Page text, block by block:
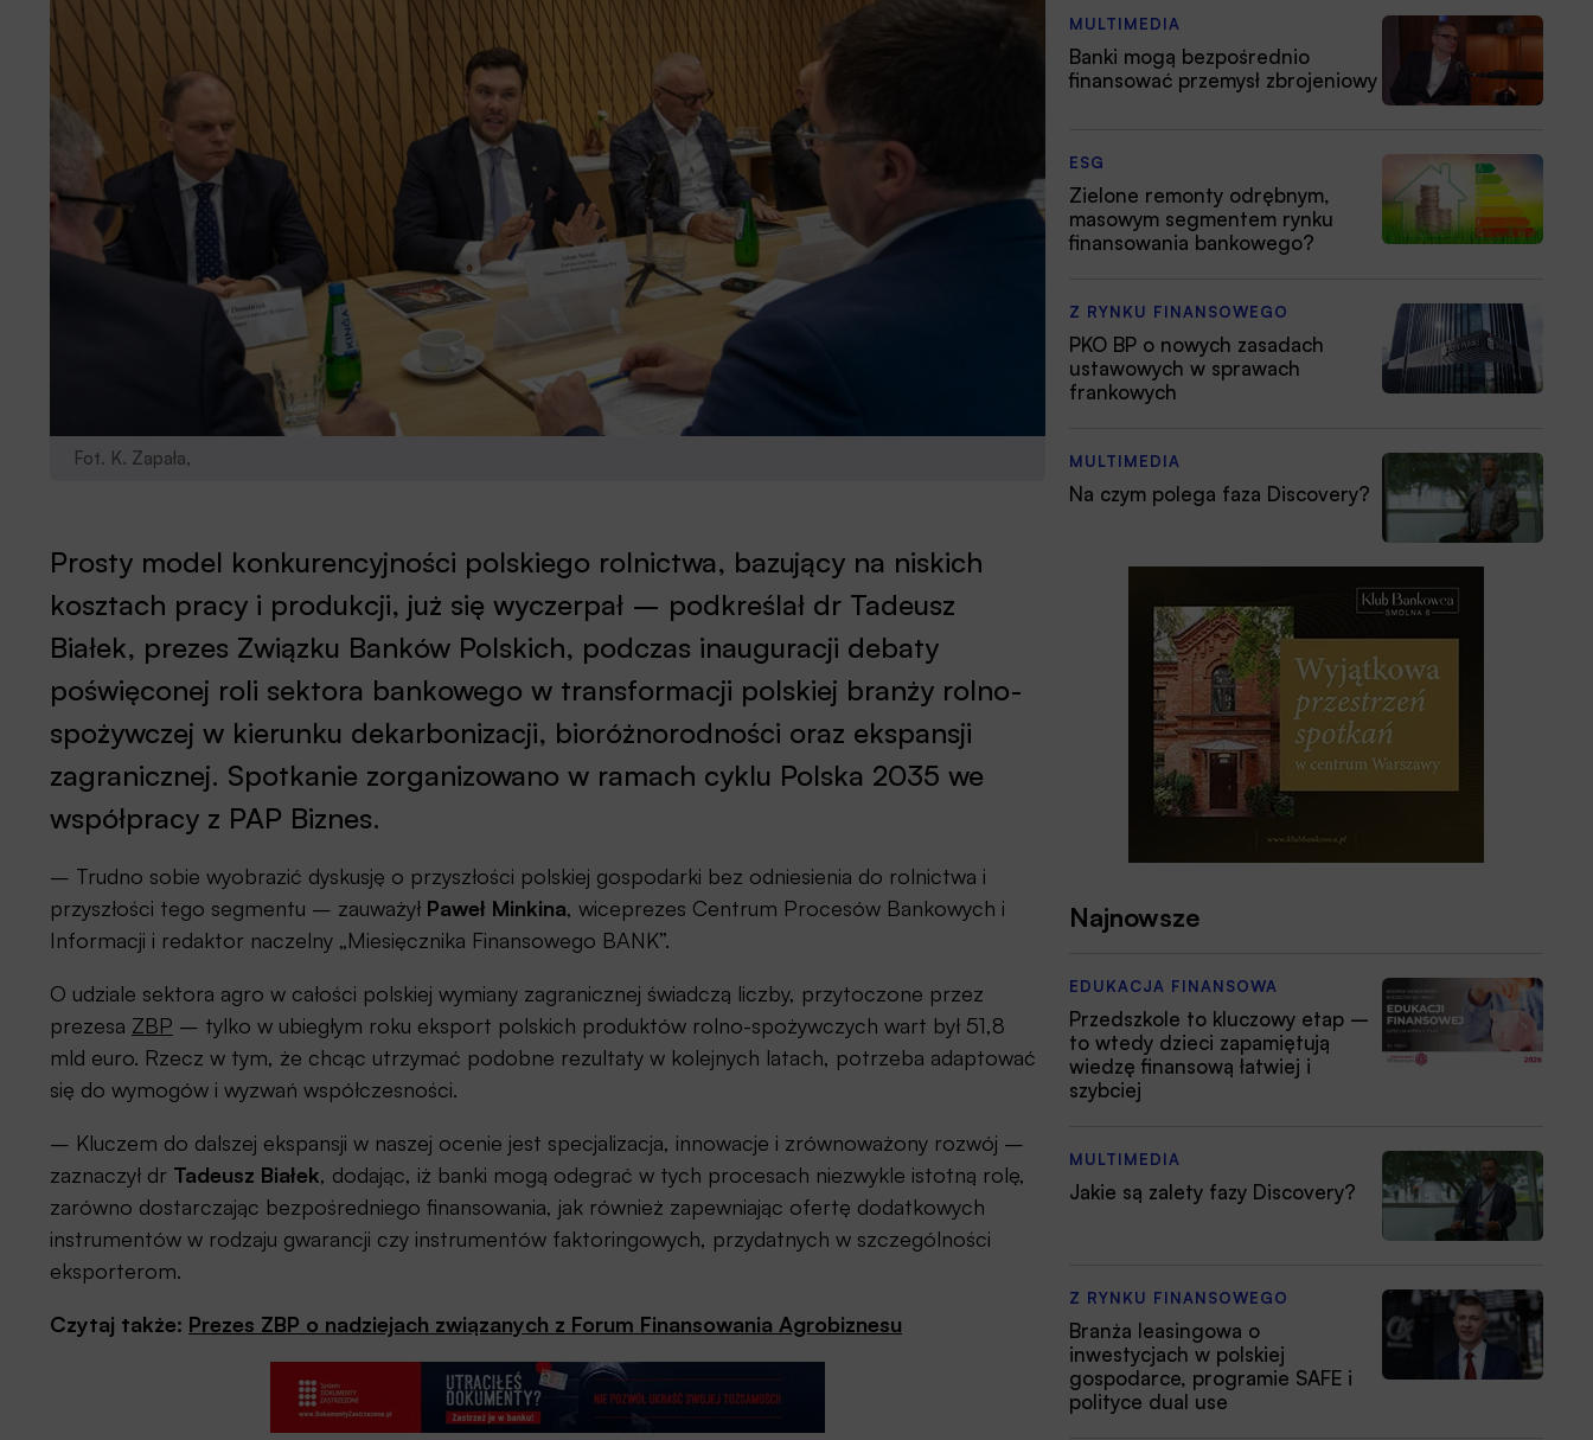
Fot. K. Zapała,
Prosty model konkurencyjności polskiego rolnictwa, bazujący na niskich
kosztach pracy i produkcji, już się wyczerpał – podkreślał dr Tadeusz
Białek, prezes Związku Banków Polskich, podczas inauguracji debaty
poświęconej roli sektora bankowego w transformacji polskiej branży rolno-
spożywczej w kierunku dekarbonizacji, bioróżnorodności oraz ekspansji
zagranicznej. Spotkanie zorganizowano w ramach cyklu Polska 2035 we
współpracy z PAP Biznes.
– Trudno sobie wyobrazić dyskusję o przyszłości polskiej gospodarki bez odniesienia do rolnictwa i
przyszłości tego segmentu – zauważył Paweł Minkina, wiceprezes Centrum Procesów Bankowych i
Informacji i redaktor naczelny „Miesięcznika Finansowego BANK”.
O udziale sektora agro w całości polskiej wymiany zagranicznej świadczą liczby, przytoczone przez
prezesa ZBP – tylko w ubiegłym roku eksport polskich produktów rolno-spożywczych wart był 51,8
mld euro. Rzecz w tym, że chcąc utrzymać podobne rezultaty w kolejnych latach, potrzeba adaptować
się do wymogów i wyzwań współczesności.
– Kluczem do dalszej ekspansji w naszej ocenie jest specjalizacja, innowacje i zrównoważony rozwój –
zaznaczył dr Tadeusz Białek, dodając, iż banki mogą odegrać w tych procesach niezwykle istotną rolę,
zarówno dostarczając bezpośredniego finansowania, jak również zapewniając ofertę dodatkowych
instrumentów w rodzaju gwarancji czy instrumentów faktoringowych, przydatnych w szczególności
eksporterom.
Czytaj także: Prezes ZBP o nadziejach związanych z Forum Finansowania Agrobiznesu
MULTIMEDIA
Banki mogą bezpośrednio
finansować przemysł zbrojeniowy
ESG
Zielone remonty odrębnym,
masowym segmentem rynku
finansowania bankowego?
Z RYNKU FINANSOWEGO
PKO BP o nowych zasadach
ustawowych w sprawach
frankowych
MULTIMEDIA
Na czym polega faza Discovery?
Najnowsze
EDUKACJA FINANSOWA
Przedszkole to kluczowy etap –
to wtedy dzieci zapamiętują
wiedzę finansową łatwiej i
szybciej
MULTIMEDIA
Jakie są zalety fazy Discovery?
Z RYNKU FINANSOWEGO
Branża leasingowa o
inwestycjach w polskiej
gospodarce, programie SAFE i
polityce dual use